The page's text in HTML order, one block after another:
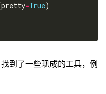
=True
到了一些现成的工具，例